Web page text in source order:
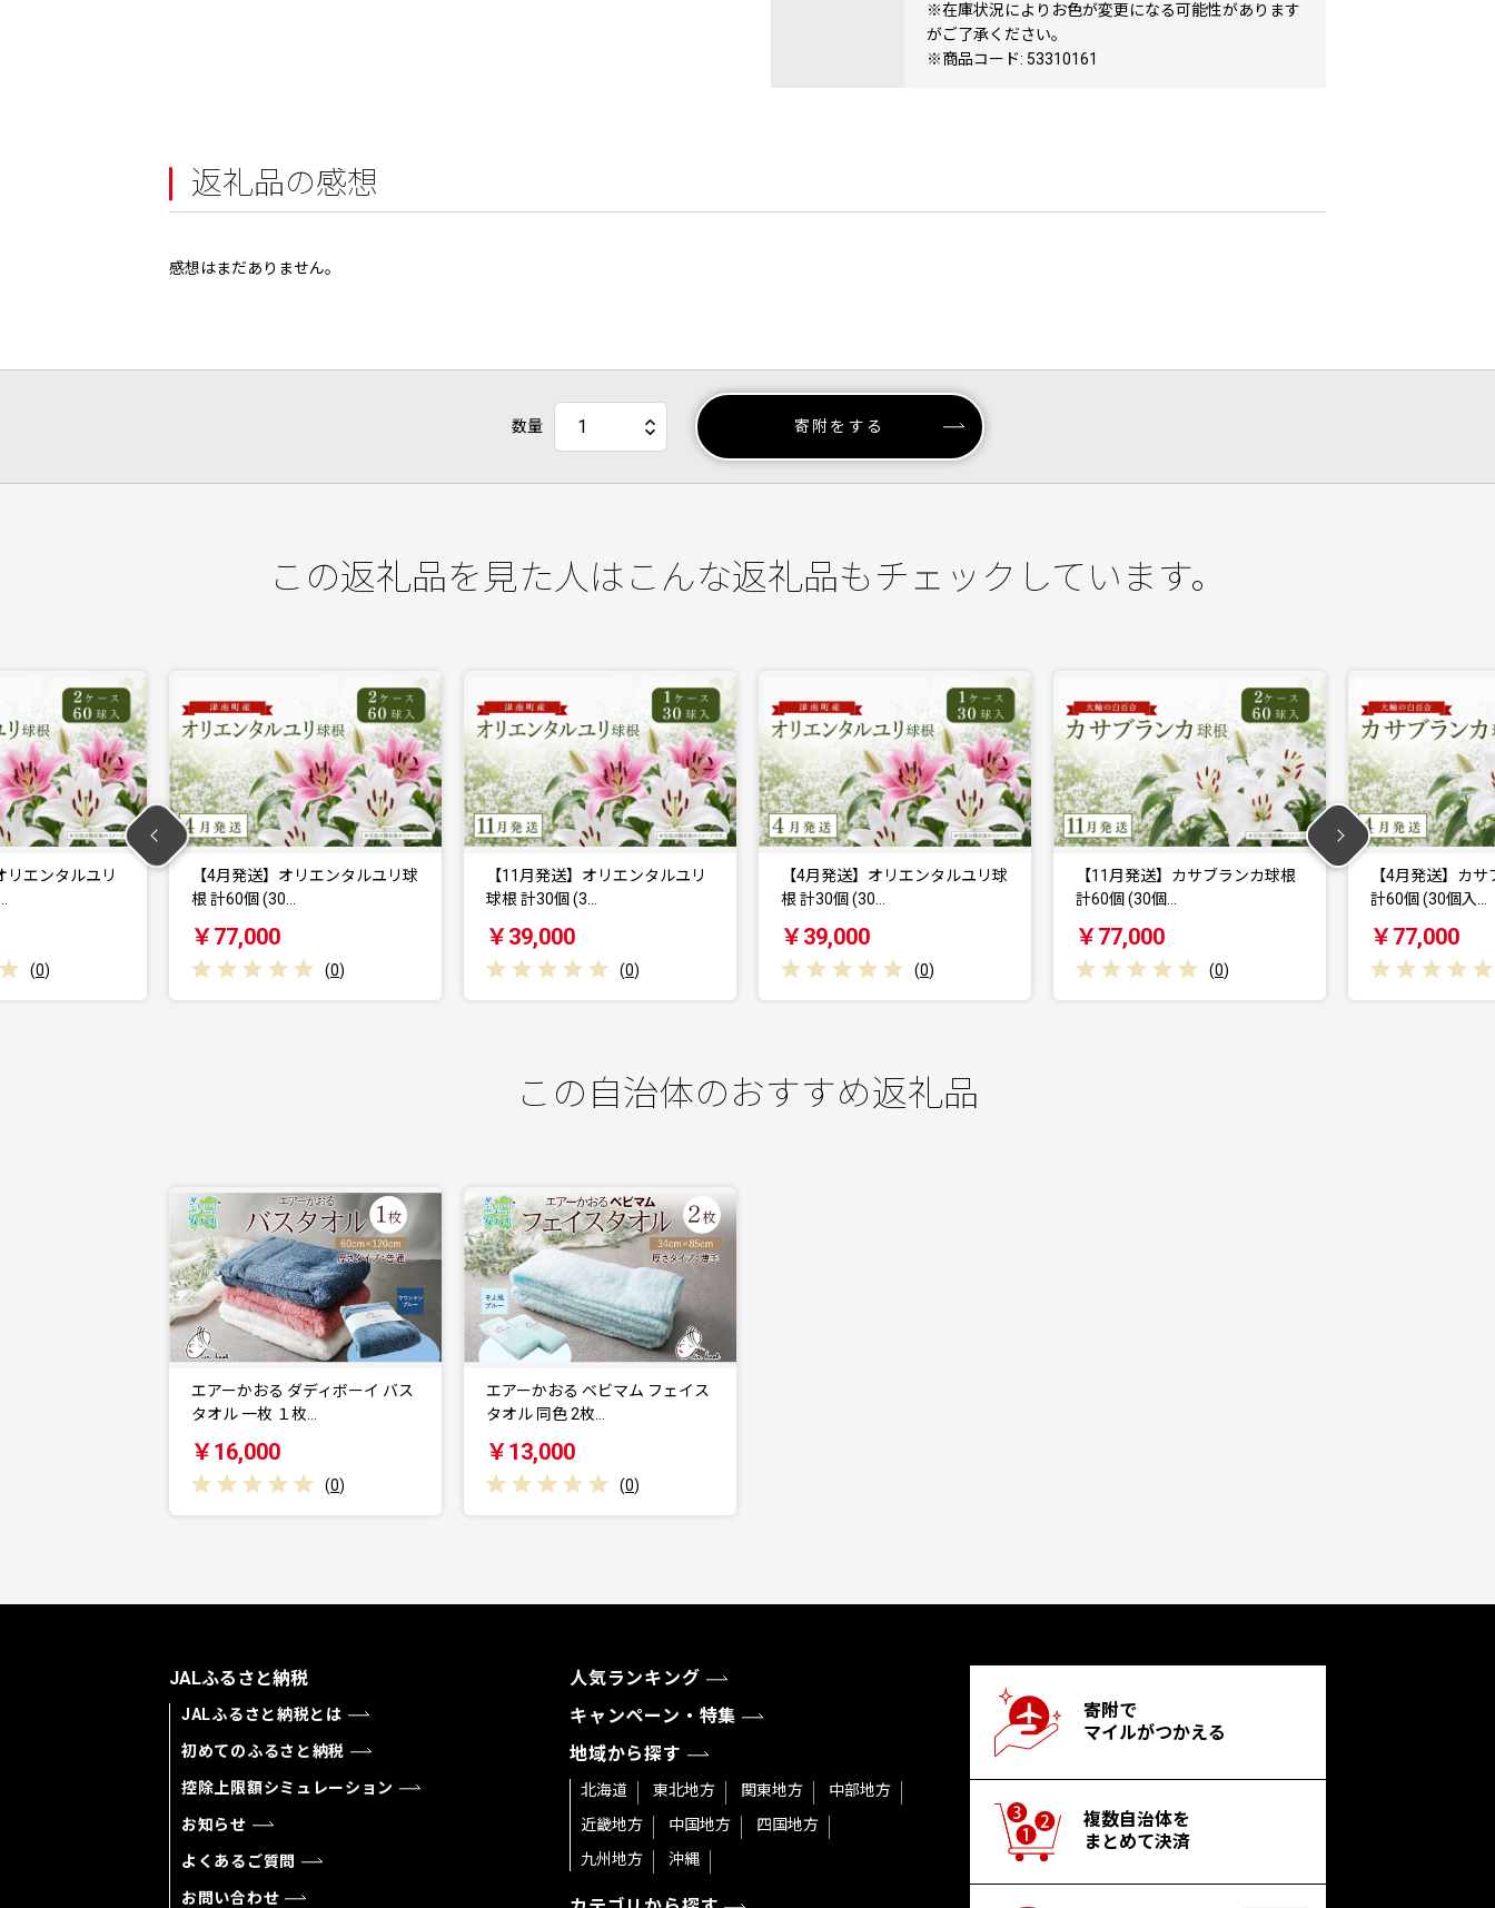
※在庫状況によりお色が変更になる可能性があります
がご了承ください。
※商品コード: 53310161
返礼品の感想
感想はまだありません。
数量 寄附をする
この返礼品を見た人はこんな返礼品もチェックしています。
】オリエンタルユリ球
【11月発送】オリエンタルユリ
球根 計30個 (3…
￥39,000
【4月発送】オリエンタルユリ球
根 計30個 (30…
￥39,000
【11月発送】カサブランカ球根
計60個 (30個…
￥77,000
【4月発送】カサブランカ球根
計60個 (30個入…
￥77,000
【11月発
計30個 (30
￥
この自治体のおすすめ返礼品
エアーかおる ダディボーイ バス
タオル 一枚 １枚…
￥16,000
(0)
エアーかおる ベビマム フェイス
タオル 同色 2枚…
￥13,000
(0)
JALふるさと納税
JALふるさと納税とは
初めてのふるさと納税
控除上限額シミュレーション
お知らせ
よくあるご質問
お問い合わせ
人気ランキング
キャンペーン・特集
地域から探す
北海道 東北地方 関東地方
中部地方
近畿地方
中国地方
四国地方
九州地方
沖縄
寄附で
マイルがつかえる
複数自治体を
まとめて決済